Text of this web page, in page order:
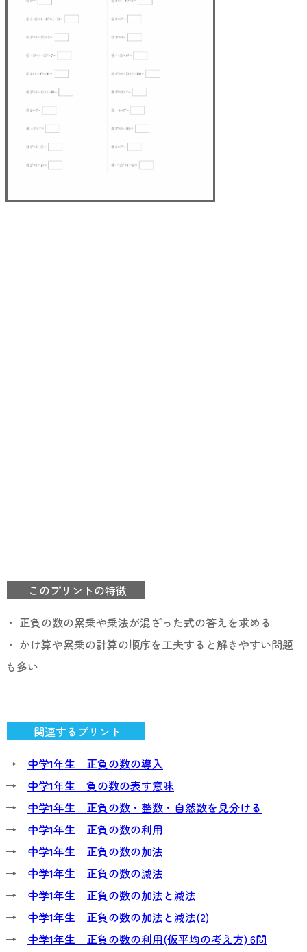
このプリントの特徴
・ 正負の数の累乗や乗法が混ざった式の答えを求める
・ かけ算や累乗の計算の順序を工夫すると解きやすい問題
も多い
関連するプリント
→ 中学1年生 正負の数の導入
→ 中学1年生 負の数の表す意味
→ 中学1年生 正負の数・整数・自然数を見分ける
→ 中学1年生 正負の数の利用
→ 中学1年生 正負の数の加法
→ 中学1年生 正負の数の減法
→ 中学1年生 正負の数の加法と減法
→ 中学1年生 正負の数の加法と減法(2)
→ 中学1年生 正負の数の利用(仮平均の考え方) 6問